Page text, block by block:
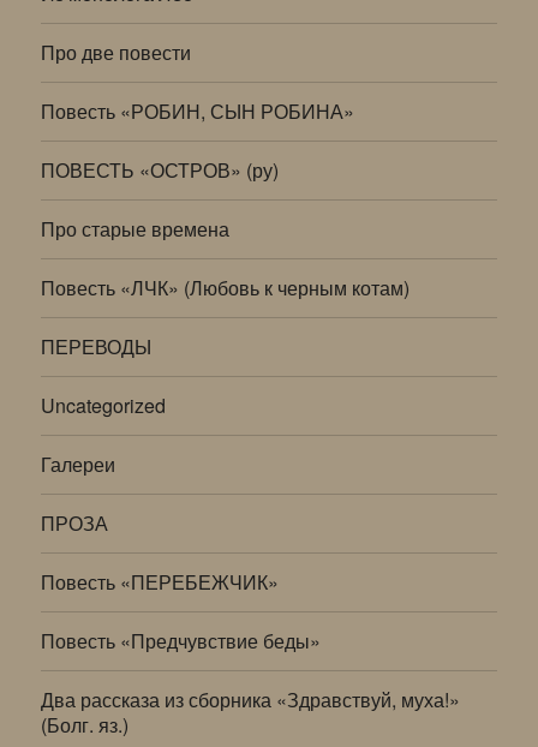
Про две повести
Повесть «РОБИН, СЫН РОБИНА»
ПОВЕСТЬ «ОСТРОВ» (ру)
Про старые времена
Повесть «ЛЧК» (Любовь к черным котам)
ПЕРЕВОДЫ
Uncategorized
Галереи
ПРОЗА
Повесть «ПЕРЕБЕЖЧИК»
Повесть «Предчувствие беды»
Два рассказа из сборника «Здравствуй, муха!»
(Болг. яз.)